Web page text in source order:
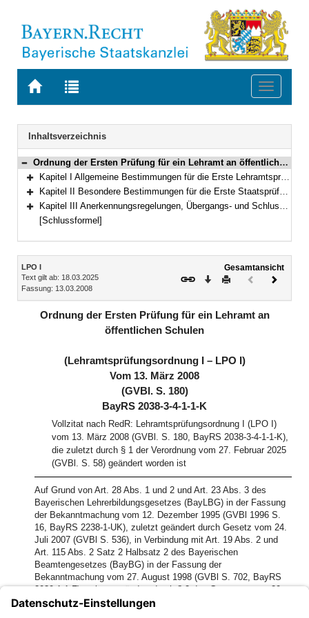
Zur
BAYERN.RECHT
Zur
letzten
Suche
Toggle
Navigation
Inhaltsverzeichnis
Bereich reduzieren
Ordnung der Ersten Prüfung für ein Lehramt an öffentlichen Schulen (Lehramtsprüfungsordnung I – LPO I) Vom 13. März 2008 (GVBl. S. 180) BayRS 2038-3-4-1-1-K (§§ 1–127)
Bereich erweitern
Kapitel I Allgemeine Bestimmungen für die Erste Lehramtsprüfung (§§ 1–6)
Bereich erweitern
Kapitel II Besondere Bestimmungen für die Erste Staatsprüfung (§§ 7–119)
Bereich erweitern
Kapitel III Anerkennungsregelungen, Übergangs- und Schlussbestimmungen, Besondere Bestimmungen anlässlich der COVID-19-Pandemie (§§ 120–127)
[Schlussformel]
Inhalt
LPO I
Text gilt ab: 18.03.2025
Fassung: 13.03.2008
Gesamtansicht
Download
DruckenVorheriges
(inaktiv)
Ordnung der Ersten Prüfung für ein Lehramt an
öffentlichen Schulen
(Lehramtsprüfungsordnung I – LPO I)
Vom 13. März 2008
(GVBl. S. 180)
BayRS 2038-3-4-1-1-K
Vollzitat nach RedR: Lehramtsprüfungsordnung I (LPO I)
vom 13. März 2008 (GVBl. S. 180, BayRS 2038-3-4-1-1-K),
die zuletzt durch § 1 der Verordnung vom 27. Februar 2025
(GVBl. S. 58) geändert worden ist
Auf Grund von Art. 28 Abs. 1 und 2 und Art. 23 Abs. 3 des
Bayerischen Lehrerbildungsgesetzes (BayLBG) in der Fassung
der Bekanntmachung vom 12. Dezember 1995 (GVBl 1996 S.
16, BayRS 2238-1-UK), zuletzt geändert durch Gesetz vom 24.
Juli 2007 (GVBl S. 536), in Verbindung mit Art. 19 Abs. 2 und
Art. 115 Abs. 2 Satz 2 Halbsatz 2 des Bayerischen
Beamtengesetzes (BayBG) in der Fassung der
Bekanntmachung vom 27. August 1998 (GVBl S. 702, BayRS
2030-1-1-F), zuletzt geändert durch § 2 des Gesetzes vom 20.
Dezember 2007 (GVBl S. 931), erlässt das Bayerische